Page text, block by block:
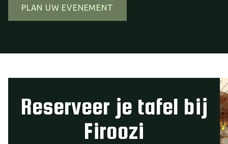
PLAN UW EVENEMENT
Reserveer je tafel bij
Firoozi